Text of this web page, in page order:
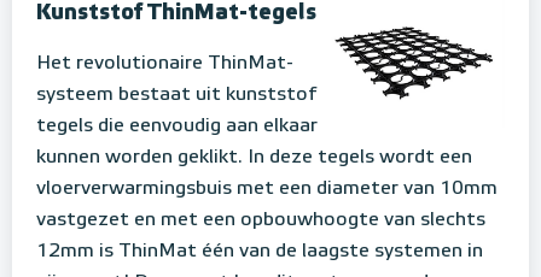
Kunststof ThinMat-tegels
Het revolutionaire ThinMat-
systeem bestaat uit kunststof
tegels die eenvoudig aan elkaar
kunnen worden geklikt. In deze tegels wordt een
vloerverwarmingsbuis met een diameter van 10mm
vastgezet en met een opbouwhoogte van slechts
12mm is ThinMat één van de laagste systemen in